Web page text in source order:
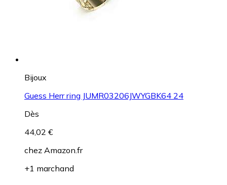
Bijoux
Guess Herr ring JUMR03206JWYGBK64 24
Dès
44,02 €
chez Amazon.fr
+1 marchand